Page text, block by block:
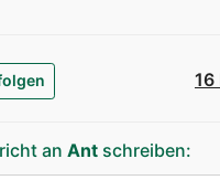
16
an Ant schreiben: